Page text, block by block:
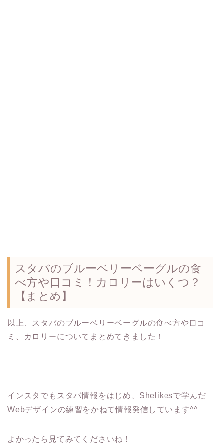
スタバのブルーベリーベーグルの食
べ方や口コミ！カロリーはいくつ？
【まとめ】
以上、スタバのブルーベリーベーグルの食べ方や口コ
ミ、カロリーについてまとめてきました！
インスタでもスタバ情報をはじめ、Shelikesで学んだ
Webデザインの練習をかねて情報発信しています^^
よかったら見てみてくださいね！